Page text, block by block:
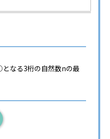
なる3桁の自然数nの最